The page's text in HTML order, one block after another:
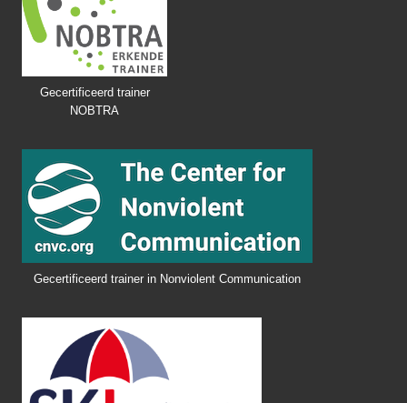
Gecertificeerd trainer
NOBTRA
Gecertificeerd trainer in Nonviolent Communication